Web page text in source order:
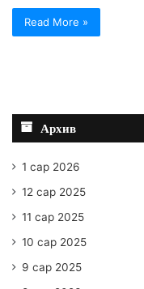
Read More »
Архив
1 сар 2026
12 сар 2025
11 сар 2025
10 сар 2025
9 сар 2025